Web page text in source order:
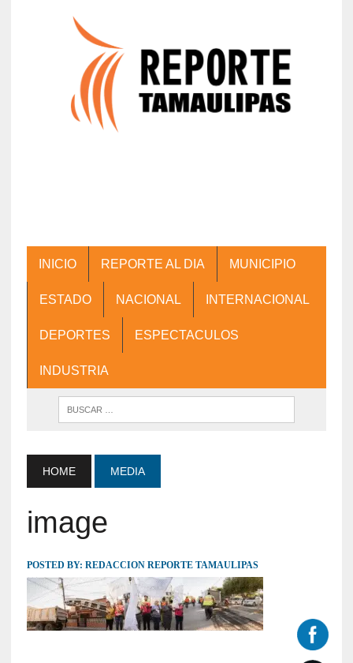
INICIO REPORTE AL DIA MUNICIPIO
ESTADO NACIONAL INTERNACIONAL
DEPORTES ESPECTACULOS
INDUSTRIA
HOME MEDIA
image
POSTED BY: REDACCION REPORTE TAMAULIPAS